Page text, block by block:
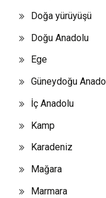
Doğa yürüyüşü
Doğu Anadolu
Ege
Güneydoğu
İç Anadolu
Kamp
Karadeniz
Mağara
Marmara